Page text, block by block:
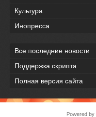
Культура
Инопресса
Все последние новости
Поддержка скрипта
Полная версия сайта
Powered by